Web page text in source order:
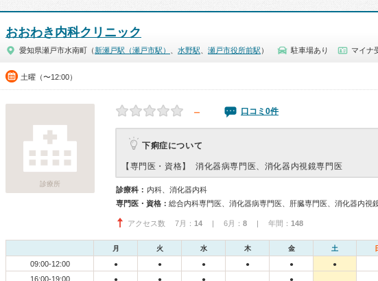
おおわき内科クリニック
愛知県瀬戸市水南町（ 新瀬戸駅（瀬戸市駅） 水野駅 瀬戸市役所前駅 ） 駐車場あり マイナ
土曜（〜12:00）
診療所
－ 口コミ0件
下痢症について
【専門医・資格】 消化器病専門医、消化器内視鏡専門医
診療科： 内科、消化器内科
専門医・資格： 総合内科専門医、消化器病専門医、肝臓専門医、消化器内視
アクセス数 7月： 14 | 6月： 8 | 年間： 148
月 火 水 木 金 土
09:00-12:00 ● ● ● ● ● ●
16:00-19:00 ● ● ● ●